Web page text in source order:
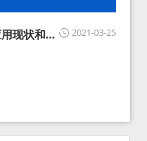
2021-03-25
现状和展